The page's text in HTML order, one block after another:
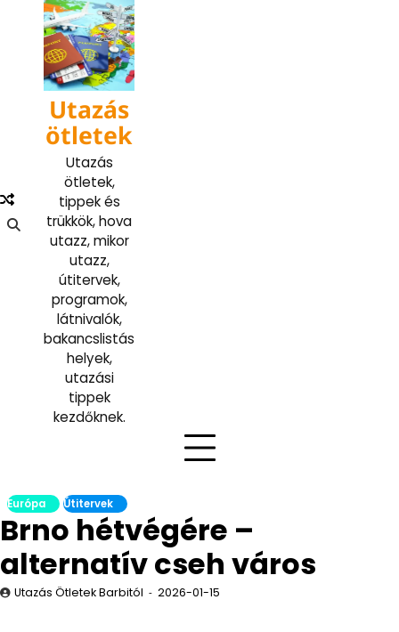
content
Utazás
ötletek
Utazás
ötletek,
tippek és
trükkök, hova
utazz, mikor
utazz,
útitervek,
programok,
látnivalók,
bakancslistás
helyek,
utazási
tippek
kezdőknek.
Európa Útitervek
Brno hétvégére –
alternatív cseh város
Utazás Ötletek Barbitól 2026-01-15